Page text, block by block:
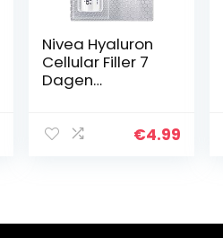
Nivea Hyaluron
Cellular Filler 7
Dagen
Speciale
€4.99